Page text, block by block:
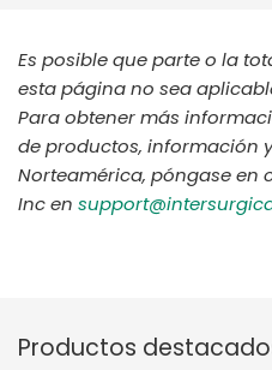
Es posible que parte o la
esta página no sea
Para obtener más
de productos, información
Norteamérica, póngase en
Inc en
Productos